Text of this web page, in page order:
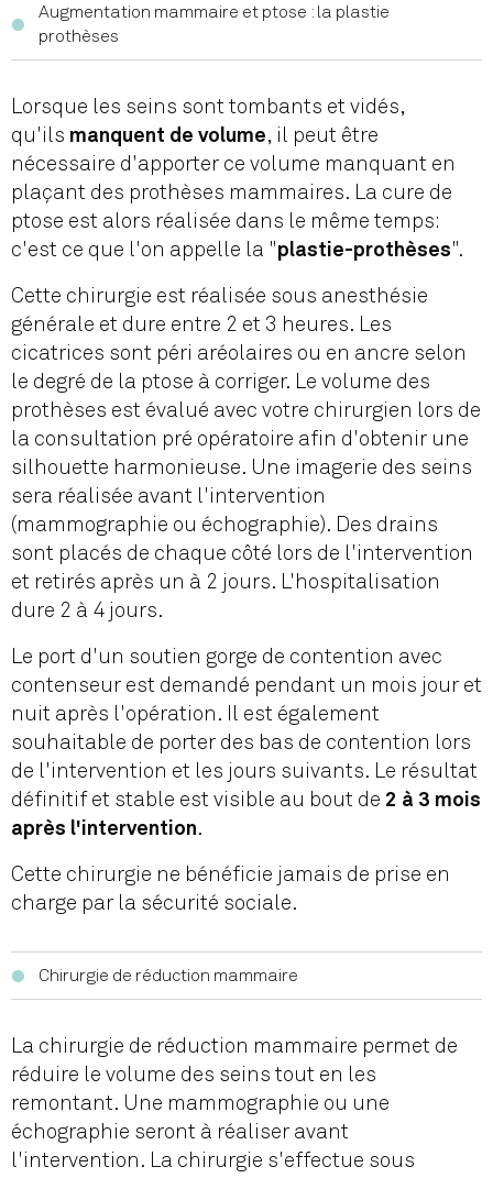
Augmentation mammaire et ptose : la plastie
prothèses
Lorsque les seins sont tombants et vidés,
qu'ils manquent de volume, il peut être
nécessaire d'apporter ce volume manquant en
plaçant des prothèses mammaires. La cure de
ptose est alors réalisée dans le même temps:
c'est ce que l'on appelle la "plastie-prothèses".
Cette chirurgie est réalisée sous anesthésie
générale et dure entre 2 et 3 heures. Les
cicatrices sont péri aréolaires ou en ancre selon
le degré de la ptose à corriger. Le volume des
prothèses est évalué avec votre chirurgien lors de
la consultation pré opératoire afin d'obtenir une
silhouette harmonieuse. Une imagerie des seins
sera réalisée avant l'intervention
(mammographie ou échographie). Des drains
sont placés de chaque côté lors de l'intervention
et retirés après un à 2 jours. L'hospitalisation
dure 2 à 4 jours.
Le port d'un soutien gorge de contention avec
contenseur est demandé pendant un mois jour et
nuit après l'opération. Il est également
souhaitable de porter des bas de contention lors
de l'intervention et les jours suivants. Le résultat
définitif et stable est visible au bout de 2 à 3 mois
après l'intervention.
Cette chirurgie ne bénéficie jamais de prise en
charge par la sécurité sociale.
Chirurgie de réduction mammaire
La chirurgie de réduction mammaire permet de
réduire le volume des seins tout en les
remontant. Une mammographie ou une
échographie seront à réaliser avant
l'intervention. La chirurgie s'effectue sous